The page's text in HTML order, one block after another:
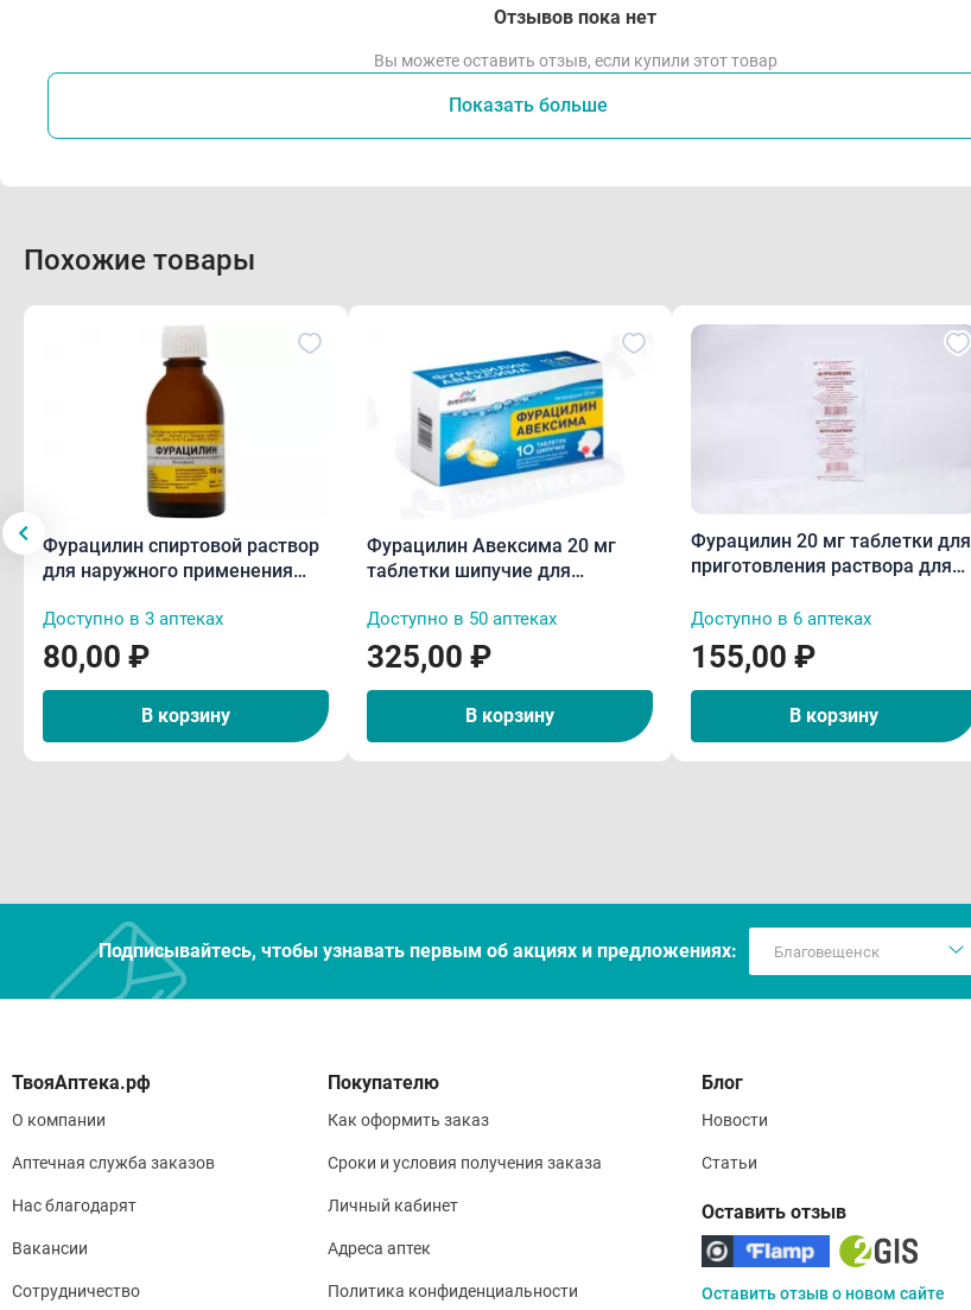
Отзывов пока нет
Вы можете оставить отзыв, если купили этот товар
Показать больше
Похожие товары
Фурацилин спиртовой раствор
для наружного применения
Доступно в 3 аптеках
80,00 ₽
В корзину
Фурацилин Авексима 20 мг
таблетки шипучие для
местного применения N10
Доступно в 50 аптеках
325,00 ₽
В корзину
Фурацилин 20 мг таблетки для
приготовления раствора для
применения N10
Доступно в 6 аптеках
155,00 ₽
В корзину
Подписывайтесь, чтобы узнавать первым об акцияx и предложениях:
О компании
Аптечная служба заказов
Нас благодарят
Вакансии
Сотрудничество
Покупателю
Как оформить заказ
Сроки и условия получения заказа
Личный кабинет
Адреса аптек
Политика конфиденциальности
Блог
Новости
Статьи
Оставить отзыв
Оставить отзыв о новом сайте